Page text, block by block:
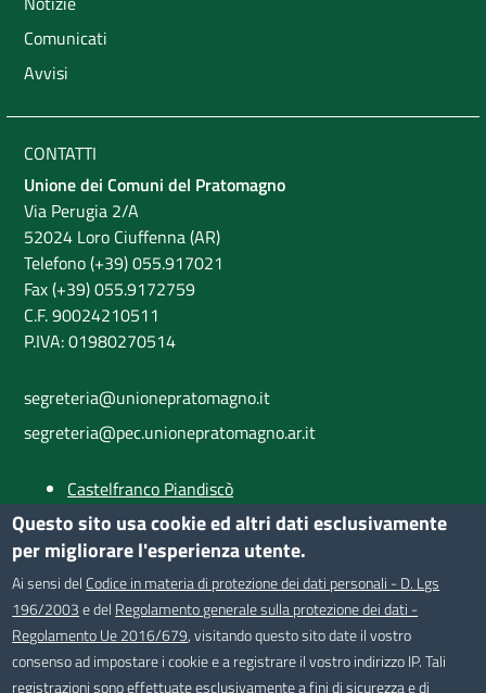
Comunicati
Avvisi
CONTATTI
Unione dei Comuni del Pratomagno
Via Perugia 2/A
52024 Loro Ciuffenna (AR)
Telefono (+39) 055.917021
Fax (+39) 055.9172759
C.F. 90024210511
P.IVA: 01980270514
segreteria@unionepratomagno.it
segreteria@pec.unionepratomagno.ar.it
Castelfranco Piandiscò
Castiglion Fibocchi
Loro Ciuffenna
Provincia di Arezzo
SEGUICI SU
Questo sito usa cookie ed altri dati esclusivamente
per migliorare l'esperienza utente.
Ai sensi del Codice in materia di protezione dei dati personali - D. Lgs
196/2003e del Regolamento generale sulla protezione dei dati -
Regolamento Ue 2016/679, visitando questo sito date il vostro
consenso ad impostare i cookie e a registrare il vostro indirizzo IP. Tali
registrazioni sono effettuate esclusivamente a fini di sicurezza e di